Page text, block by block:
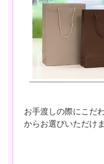
お手渡しの際にこだ
からお選びいただけま